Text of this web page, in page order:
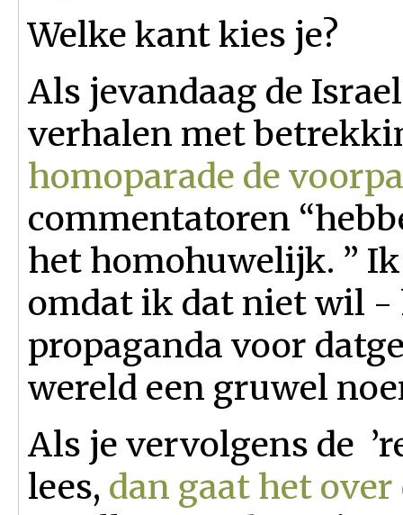
Welke kant kies je?
Als jevandaag de
verhalen met
homoparade de
commentatoren
het homohuwelijk. ”
omdat ik dat niet wil -
propaganda voor
wereld een gruwel
Als je vervolgens de
lees, dan gaat het over